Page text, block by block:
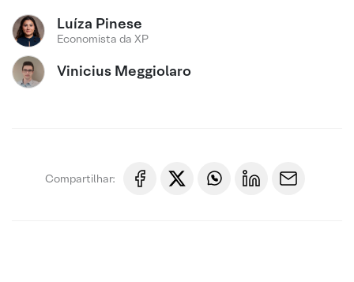
Luíza Pinese
Economista da XP
Vinicius Meggiolaro
Compartilhar: